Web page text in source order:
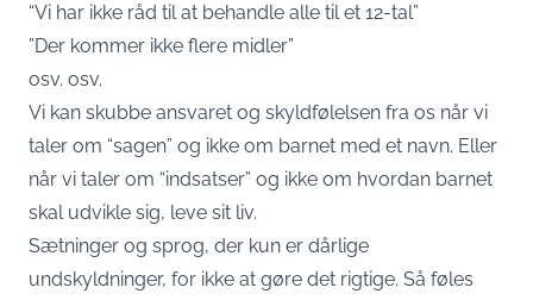
“Vi har ikke råd til at behandle alle til et 12-tal”
”Der kommer ikke flere midler”
osv. osv.
Vi kan skubbe ansvaret og skyldfølelsen fra os når vi
taler om “sagen” og ikke om barnet med et navn. Eller
når vi taler om “indsatser” og ikke om hvordan barnet
skal udvikle sig, leve sit liv.
Sætninger og sprog, der kun er dårlige
undskyldninger, for ikke at gøre det rigtige. Så føles